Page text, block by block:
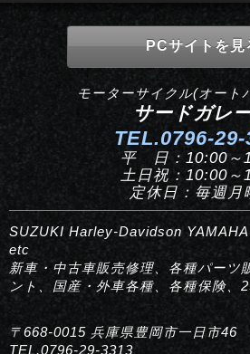
PCサイトを見
モーターサイクル(オート
サードガレ
TEL.0796-29-
平 日：10:00～
土日祝：10:00～
定休日：毎週月
SUZUKI Harley-Davidson
etc
新車・中古車販売修理、各種パーツ
ント、国産・外車各種、各種保険、
〒668-0015 兵庫県豊岡市一日市46
TEL.0796-29-3313